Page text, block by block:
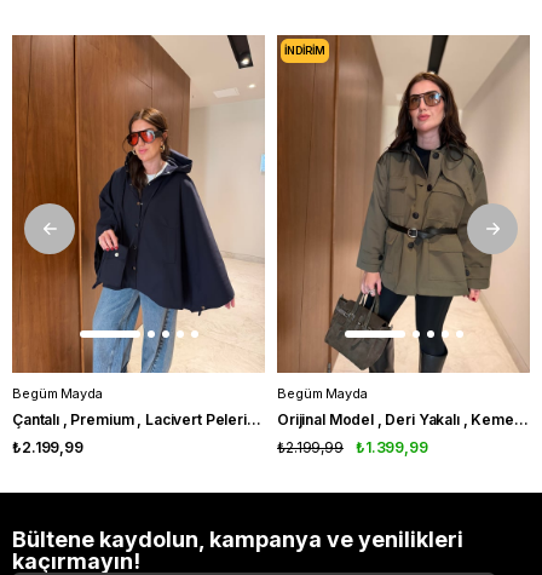
Begüm Mayda
Çantalı , Premium , Lacivert Pelerin Trençkot
₺2.199,99
Begüm Mayda
Orijinal Model , Deri Yakalı , Kemerli , Haki Trençkot
₺1.399,99
₺2.199,99
İNDIRIM
Bültene kaydolun, kampanya ve yenilikleri
kaçırmayın!